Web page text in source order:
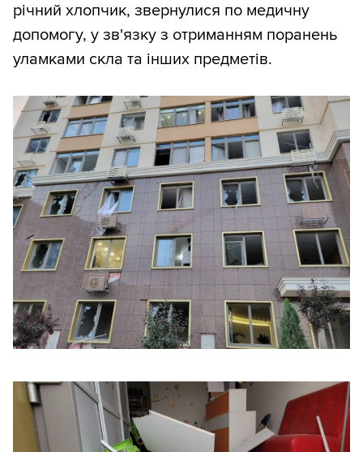
річний хлопчик, звернулися по медичну
допомогу, у зв'язку з отриманням поранень
уламками скла та інших предметів.